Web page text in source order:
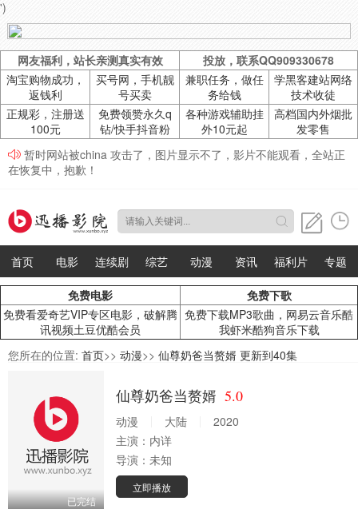
')
网友福利，站长亲测真实有效
投放，联系QQ909330678
淘宝购物成功，
返钱利
买号网，手机靓
号买卖
兼职任务，做任
务给钱
学黑客建站网络
技术收徒
正规彩，注册送
100元
免费领赞永久q
钻/快手抖音粉
各种游戏辅助挂
外10元起
高档国内外烟批
发零售
暂时网站被china 攻击了，图片显示不了，影片不能观看，全站正
在恢复中，抱歉！
首页 电影 连续剧 综艺 动漫 资讯 福利片 专题
免费电影
免费下歌
免费看爱奇艺VIP专区电影，破解腾
讯视频土豆优酷会员
免费下载MP3歌曲，网易云音乐酷
我虾米酷狗音乐下载
您所在的位置: 首页>> 动漫>> 仙尊奶爸当赘婿 更新到40集
已完结
仙尊奶爸当赘婿 5.0
动漫 大陆
2020
主演： 内详
导演： 未知
立即播放